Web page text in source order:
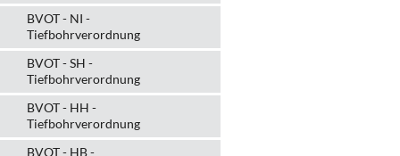
BVOT - NI -
Tiefbohrverordnung
BVOT - SH -
Tiefbohrverordnung
BVOT - HH -
Tiefbohrverordnung
BVOT - HB -